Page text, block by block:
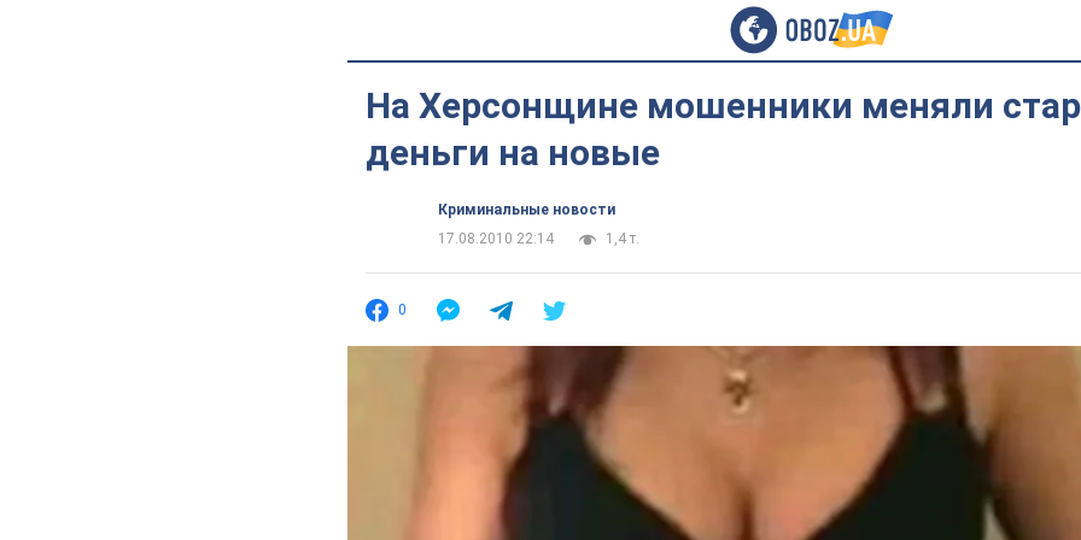
На Херсонщине мошенники меняли
деньги на новые
Криминальные новости
17.08.2010 22:14
1,4 т.
0